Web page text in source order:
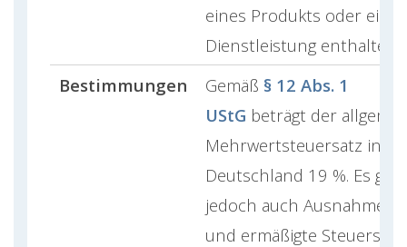
eines Produkts oder einer
Dienstleistung enthalten
Bestimmungen
Gemäß § 12 Abs. 1
UStG beträgt der
Mehrwertsteuersatz in
Deutschland 19 %. Es gibt
jedoch auch Ausnahmen
und ermäßigte